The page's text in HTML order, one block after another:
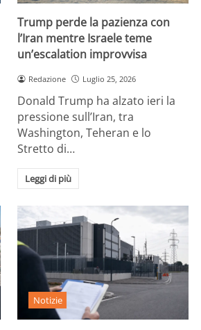
Trump perde la pazienza con
l’Iran mentre Israele teme
un’escalation improvvisa
Redazione Luglio 25, 2026
Donald Trump ha alzato ieri la
pressione sull’Iran, tra
Washington, Teheran e lo
Stretto di…
Leggi di più
Notizie